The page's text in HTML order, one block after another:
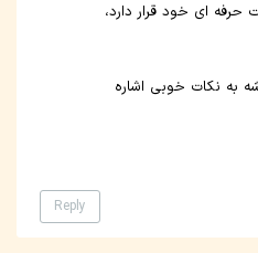
Reply
حرفه ای خود قرار دارد،
به نکات خوبی اشاره